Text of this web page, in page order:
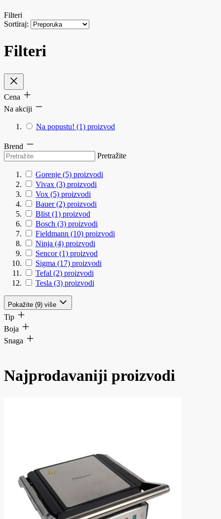
Filteri
Sortiraj:
Filteri
Cena
Na akciji
Na popustu! (1) proizvod
Brend
Pretražite
Gorenje (5) proizvodi
Vivax (3) proizvodi
Vox (5) proizvodi
Bauer (2) proizvodi
Blist (1) proizvod
Bosch (3) proizvodi
Fieldmann (10) proizvodi
Ninja (4) proizvodi
Sencor (1) proizvod
Sigma (17) proizvodi
Tefal (2) proizvodi
Tesla (3) proizvodi
Pokažite (9) više
Tip
Boja
Snaga
Najprodavaniji proizvodi